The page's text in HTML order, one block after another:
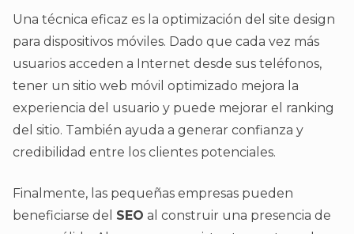
Una técnica eficaz es la optimización del site design
para dispositivos móviles. Dado que cada vez más
usuarios acceden a Internet desde sus teléfonos,
tener un sitio web móvil optimizado mejora la
experiencia del usuario y puede mejorar el ranking
del sitio. También ayuda a generar confianza y
credibilidad entre los clientes potenciales.
Finalmente, las pequeñas empresas pueden
beneficiarse del SEO al construir una presencia de